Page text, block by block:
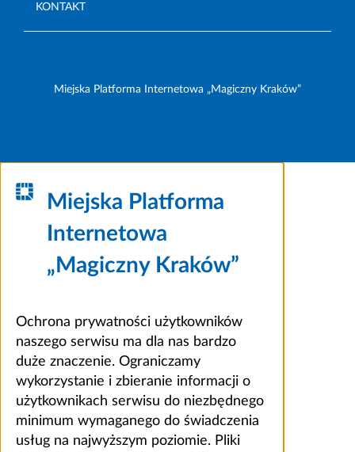
KONTAKT
Miejska Platforma Internetowa „Magiczny Kraków”
Miejska Platforma
Internetowa
„Magiczny Kraków”
Ochrona prywatności użytkowników
naszego serwisu ma dla nas bardzo
duże znaczenie. Ograniczamy
wykorzystanie i zbieranie informacji o
użytkownikach serwisu do niezbędnego
minimum wymaganego do świadczenia
usług na najwyższym poziomie. Pliki